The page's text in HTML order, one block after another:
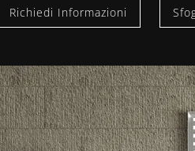
Richiedi Informazioni